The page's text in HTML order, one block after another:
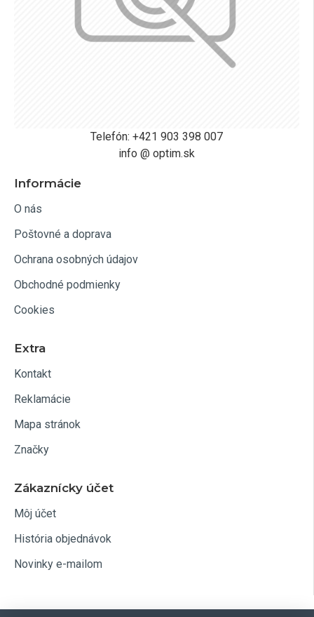
Telefón: +421 903 398 007
info @ optim.sk
Informácie
O nás
Poštovné a doprava
Ochrana osobných údajov
Obchodné podmienky
Cookies
Extra
Kontakt
Reklamácie
Mapa stránok
Značky
Zákaznícky účet
Môj účet
História objednávok
Novinky e-mailom